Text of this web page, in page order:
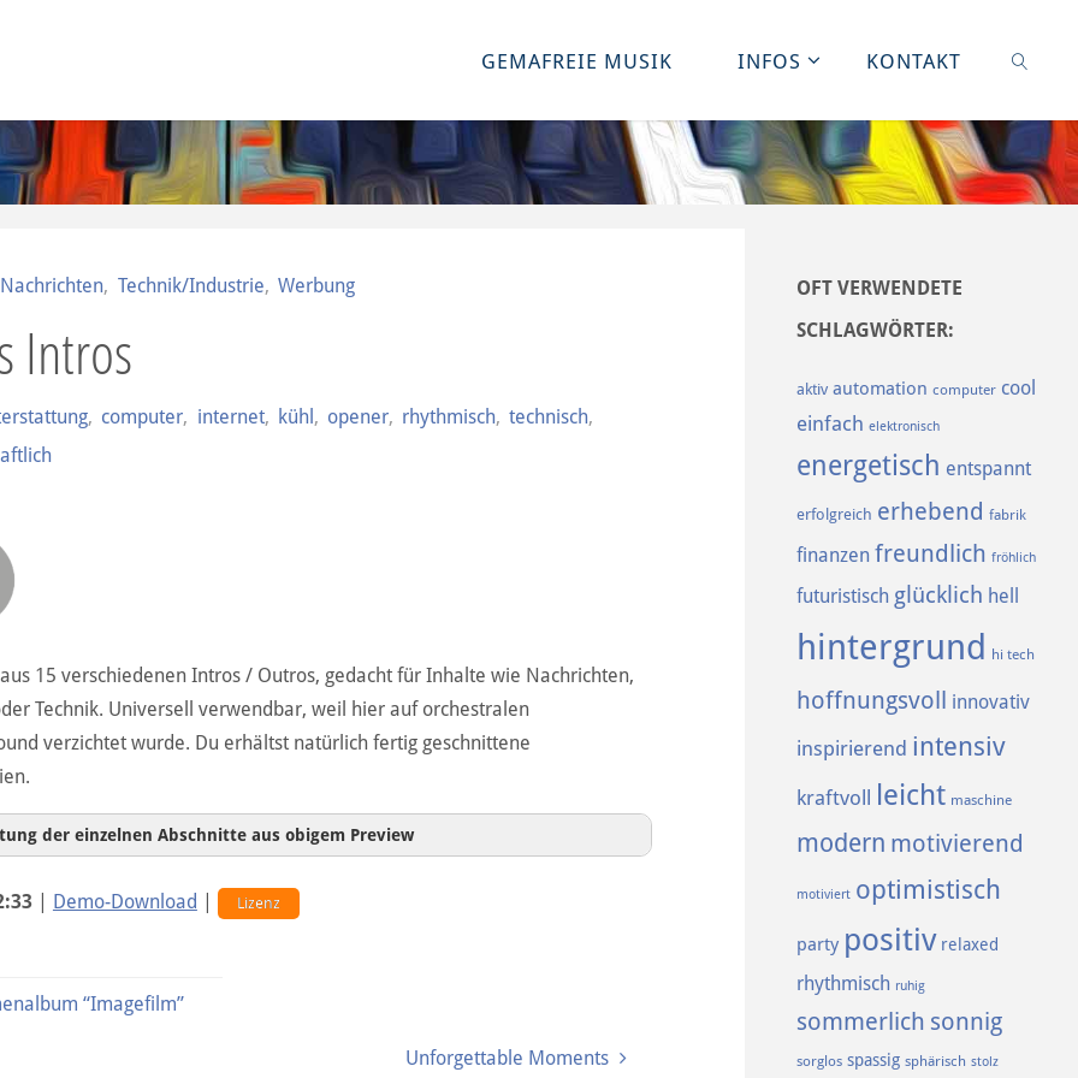
GEMAFREIE MUSIK INFOS KONTAKT
Nachrichten, Technik/Industrie, Werbung
Intros
, computer, internet, kühl , opener, rhythmisch, technisch,
15 verschiedenen Intros / Outros, gedacht für Inhalte wie Nachrichten,
Technik. Universell verwendbar, weil hier auf orchestralen
verzichtet wurde. Du erhältst natürlich fertig geschnittene
der einzelnen Abschnitte aus obigem Preview
0:08 – 115 BPM
0:10 – 110 BPM
| Demo-Download Lizenz
“Imagefilm”
Unforgettable Moments
OFT VERWENDETE
SCHLAGWÖRTER:
aktiv automation computer cool
einfach elektronisch
energetisch entspannt
erfolgreich erhebend fabrik
finanzen freundlich fröhlich
futuristisch glücklich hell
hintergrund hi tech
hoffnungsvoll innovativ
inspirierend intensiv
kraftvoll leicht maschine
modern motivierend
motiviert optimistisch
party positiv relaxed
rhythmisch ruhig
sommerlich sonnig
sorglos spassig sphärisch stolz